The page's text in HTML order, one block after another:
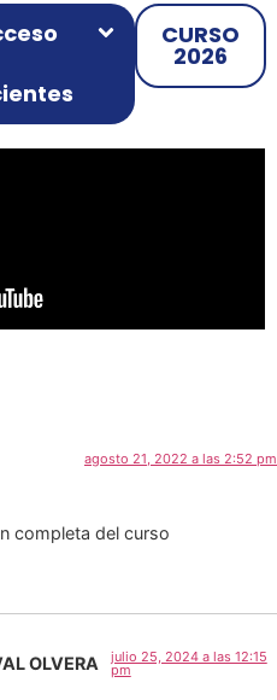
CURSO
2026
agosto 21, 2022 a las 2:52 pm
completa del curso
OLVERA
julio 25, 2024 a las 12:15
pm